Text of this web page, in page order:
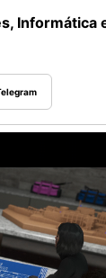
Informática